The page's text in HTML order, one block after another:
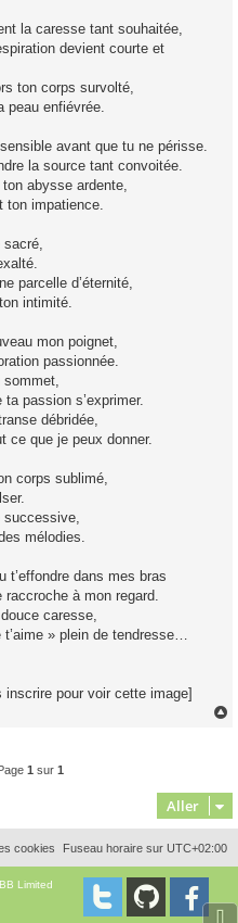
la caresse tant souhaitée,
devient courte et
ton corps survolté,
peau enfiévrée.
avant que tu ne périsse.
la source tant convoitée.
abysse ardente,
ton impatience.
sacré,
parcelle d’éternité,
intimité.
mon poignet,
passionnée.
sommet,
passion s’exprimer.
débridée,
ce que je peux donner.
corps sublimé,
successive,
mélodies.
t’effondre dans mes bras
à mon regard.
caresse,
t’aime » plein de tendresse…
pour voir cette image]
1 sur 1
Aller
Fuseau horaire sur UTC+02:00
cookies
Limited